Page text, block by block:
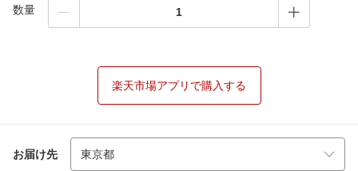
数量
楽天市場アプリで購入する
お届け先